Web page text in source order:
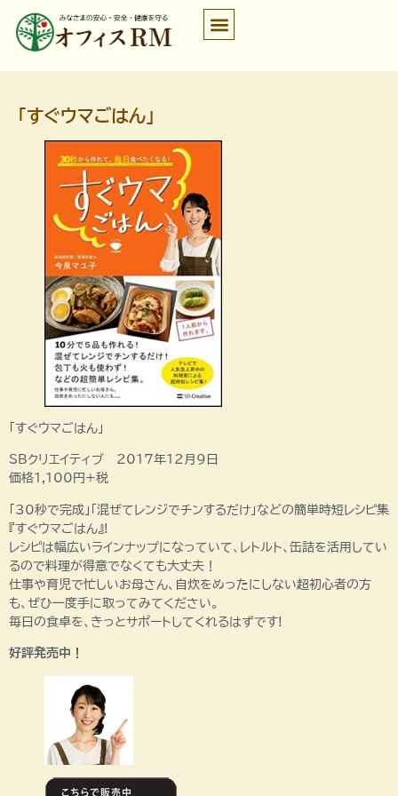
「すぐウマごはん」
「すぐウマごはん」
SBクリエイティブ 2017年12月9日
価格1,100円+税
「30秒で完成」「混ぜてレンジでチンするだけ」などの簡単時短レシピ集
『すぐウマごはん』!
レシピは幅広いラインナップになっていて、レトルト、缶詰を活用してい
るので料理が得意でなくても大丈夫！
仕事や育児で忙しいお母さん、自炊をめったにしない超初心者の方
も、ぜひ一度手に取ってみてください。
毎日の食卓を、きっとサポートしてくれるはずです!
好評発売中！